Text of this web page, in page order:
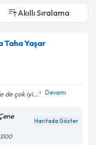
Akıllı Sıralama
Taha Yaşar
de çok iyi... Devamı
Haritada Göster